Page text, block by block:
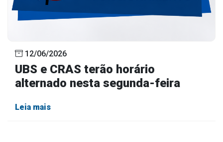
12/06/2026
UBS e CRAS terão horário
alternado nesta segunda-feira
Leia mais